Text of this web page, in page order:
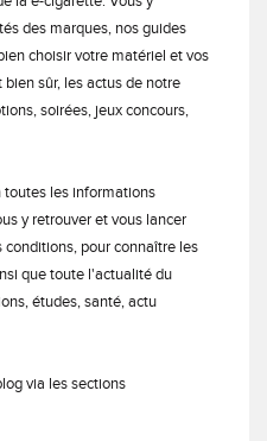
des marques, nos guides
choisir votre matériel et vos
sûr, les actus de notre
soirées, jeux concours,
toutes les informations
y retrouver et vous lancer
pour connaître les
que toute l'actualité du
études, santé, actu
via les sections